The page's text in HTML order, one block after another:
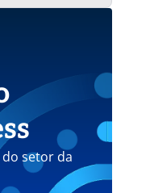
setor da